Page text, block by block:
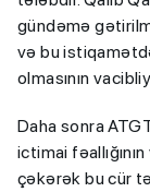
gündəmə
və bu
olmasının
Daha sonra
ictimai
çəkərək bu cür